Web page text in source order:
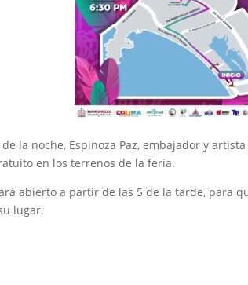
la noche, Espinoza Paz, embajador y
en los terrenos de la feria.
abierto a partir de las 5 de la tarde, para
lugar.